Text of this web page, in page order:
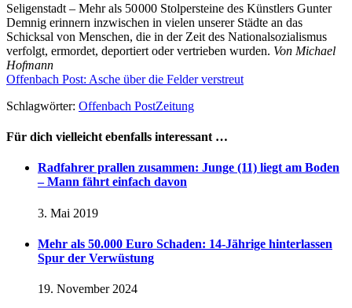
Seligenstadt – Mehr als 50 000 Stolpersteine des Künstlers Gunter
Demnig erinnern inzwischen in vielen unserer Städte an das
Schicksal von Menschen, die in der Zeit des Nationalsozialismus
verfolgt, ermordet, deportiert oder vertrieben wurden. Von Michael
Hofmann
Offenbach Post: Asche über die Felder verstreut
Schlagwörter: Offenbach PostZeitung
Für dich vielleicht ebenfalls interessant …
Radfahrer prallen zusammen: Junge (11) liegt am Boden
– Mann fährt einfach davon
3. Mai 2019
Mehr als 50.000 Euro Schaden: 14-Jährige hinterlassen
Spur der Verwüstung
19. November 2024